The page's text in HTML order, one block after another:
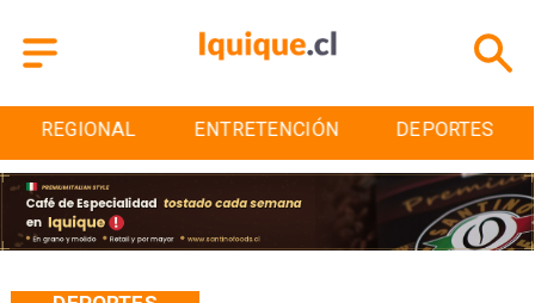
ENTRETENCIÓN DEPORTES CULTURA